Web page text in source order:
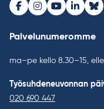
Facebook
Instagram
Youtube
LinkedIn
Palvelunumeromme
ma–pe kello 8.30–15,
Työsuhdeneuvonnan
020 690 447